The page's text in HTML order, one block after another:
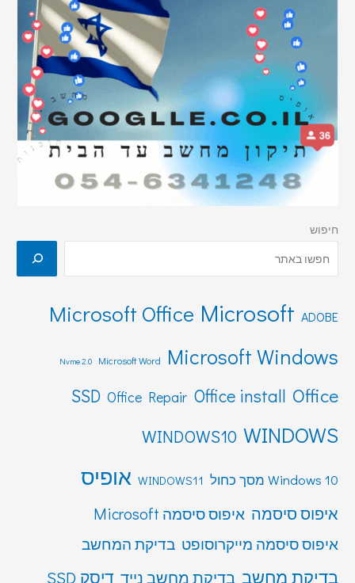
חיפוש
ADOBE
Microsoft
Microsoft Office
Microsoft Windows
Microsoft Word
Nvme 2.0
Office
Office install
Office Repair
SSD
WINDOWS
WINDOWS10
Windows 10 מסך כחול WINDOWS11 אופיס
איפוס סיסמה איפוס סיסמה Microsoft
איפוס סיסמה מייקרוסופט בדיקת המחשב
בדיקת מחשב בדיקת מחשב נייד דיסק SSD